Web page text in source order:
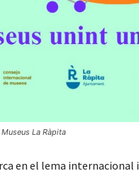
La Ràpita
en el lema internacional